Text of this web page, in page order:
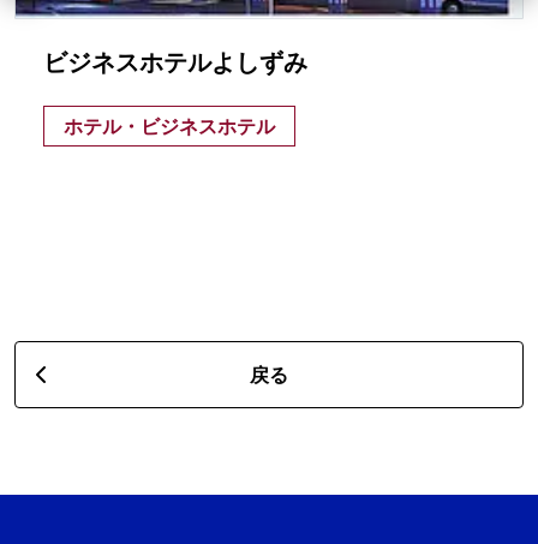
ビジネスホテルよしずみ
ホテル・ビジネスホテル
戻る